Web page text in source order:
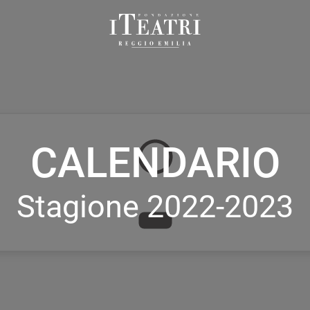
CALENDARIO
Stagione 2022-2023